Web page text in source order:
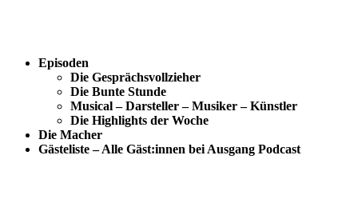
Episoden
Die Gesprächsvollzieher
Die Bunte Stunde
Musical – Darsteller – Musiker – Künstler
Die Highlights der Woche
Die Macher
Gästeliste – Alle Gäst:innen bei Ausgang Podcast